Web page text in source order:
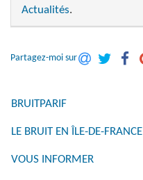
Actualités.
Partagez-moi sur
BRUITPARIF
LE BRUIT EN ÎLE-DE-FRANCE
VOUS INFORMER